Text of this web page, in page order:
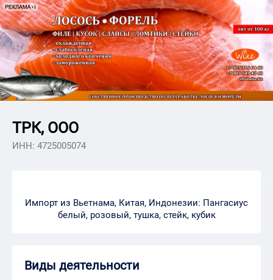
ТРК, ООО
ИНН: 4725005074
Импорт из Вьетнама, Китая, Индонезии: Пангасиус
белый, розовый, тушка, стейк, кубик
Виды деятельности